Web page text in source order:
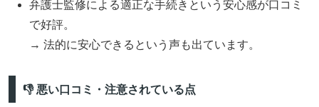
弁護士監修による適正な手続きという安心感が口コミ
で好評。
→ 法的に安心できるという声も出ています。
👎 悪い口コミ・注意されている点